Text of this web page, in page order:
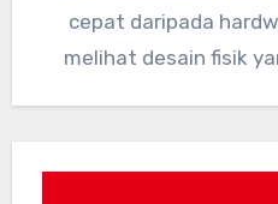
cepat daripada
melihat desain fisik